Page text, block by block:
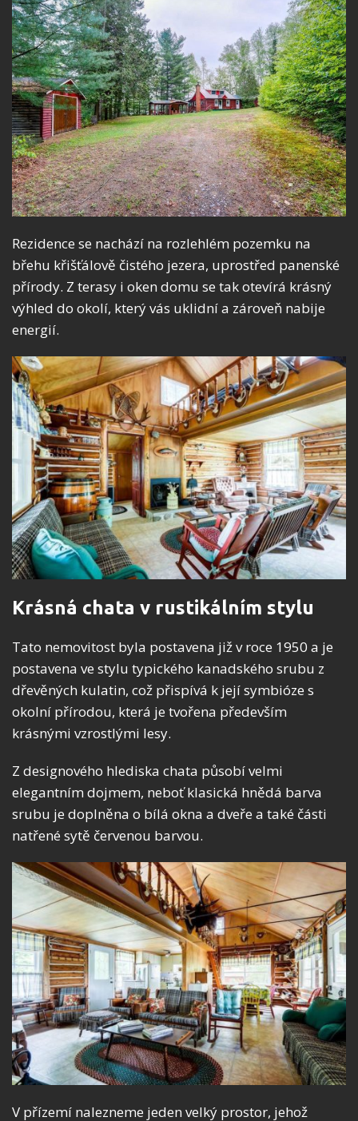
Rezidence se nachází na rozlehlém pozemku na
břehu křišťálově čistého jezera, uprostřed panenské
přírody. Z terasy i oken domu se tak otevírá krásný
výhled do okolí, který vás uklidní a zároveň nabije
energií.
Krásná chata v rustikálním stylu
Tato nemovitost byla postavena již v roce 1950 a je
postavena ve stylu typického kanadského srubu z
dřevěných kulatin, což přispívá k její symbióze s
okolní přírodou, která je tvořena především
krásnými vzrostlými lesy.
Z designového hlediska chata působí velmi
elegantním dojmem, neboť klasická hnědá barva
srubu je doplněna o bílá okna a dveře a také části
natřené sytě červenou barvou.
V přízemí nalezneme jeden velký prostor, jehož